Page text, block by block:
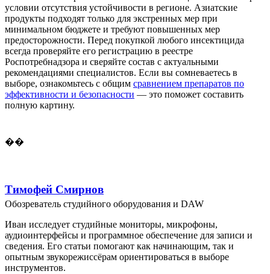
условии отсутствия устойчивости в регионе. Азиатские
продукты подходят только для экстренных мер при
минимальном бюджете и требуют повышенных мер
предосторожности. Перед покупкой любого инсектицида
всегда проверяйте его регистрацию в реестре
Роспотребнадзора и сверяйте состав с актуальными
рекомендациями специалистов. Если вы сомневаетесь в
выборе, ознакомьтесь с общим сравнением препаратов по
эффективности и безопасности — это поможет составить
полную картину.
��
Тимофей Смирнов
Обозреватель студийного оборудования и DAW
Иван исследует студийные мониторы, микрофоны,
аудиоинтерфейсы и программное обеспечение для записи и
сведения. Его статьи помогают как начинающим, так и
опытным звукорежиссёрам ориентироваться в выборе
инструментов.